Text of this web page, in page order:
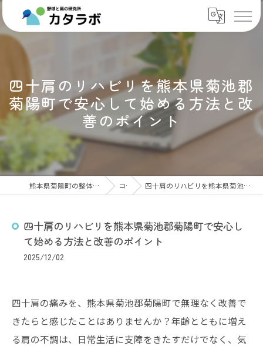
四十肩のリハビリを熊本県菊池郡
菊陽町で安心して始める方法と改
善のポイント
熊本県菊陽町の整体なら肩専門ケアセンター カタラボ コラム 四十肩のリハビリを熊本県菊池郡菊陽町で安心して始める方法と改善のポイント
四十肩のリハビリを熊本県菊池郡菊陽町で安心し
て始める方法と改善のポイント
2025/12/02
四十肩の痛みを、熊本県菊池郡菊陽町で無理なく改善で
きたらと感じたことはありませんか？年齢とともに増え
る肩の不調は、日常生活に支障をきたすだけでなく、気